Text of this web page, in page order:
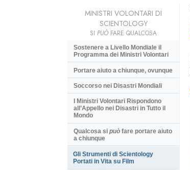
MINISTRI VOLONTARI DI
SCIENTOLOGY
SI PUÒ FARE QUALCOSA
Sostenere a Livello Mondiale il
Programma dei Ministri Volontari
Portare aiuto a chiunque, ovunque
Soccorso nei Disastri Mondiali
I Ministri Volontari Rispondono
all’Appello nei Disastri in Tutto il
Mondo
Qualcosa si può fare portare aiuto
a chiunque
Gli Strumenti di Scientology
Portati in Vita su Film